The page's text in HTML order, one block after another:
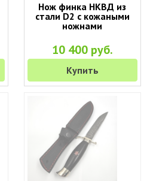
Нож финка НКВД из
стали D2 с кожаными
ножнами
10 400 руб.
Купить